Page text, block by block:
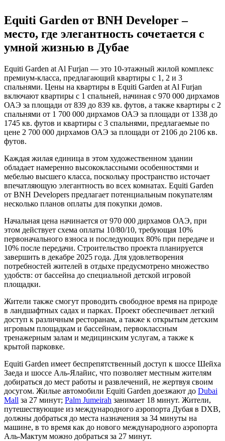
Equiti Garden от BNH Developer –
место, где элегантность сочетается с
умной жизнью в Дубае
Equiti Garden at Al Furjan — это 10-этажный жилой комплекс
премиум-класса, предлагающий квартиры с 1, 2 и 3
спальнями. Цены на квартиры в Equiti Garden at Al Furjan
включают квартиры с 1 спальней, начиная с 970 000 дирхамов
ОАЭ за площади от 839 до 839 кв. футов, а также квартиры с 2
спальнями от 1 700 000 дирхамов ОАЭ за площади от 1338 до
1745 кв. футов и квартиры с 3 спальнями, предлагаемые по
цене 2 700 000 дирхамов ОАЭ за площади от 2106 до 2106 кв.
футов.
Каждая жилая единица в этом художественном здании
обладает намеренно высококлассными особенностями и
мебелью высшего класса, поскольку пространство источает
впечатляющую элегантность во всех комнатах. Equiti Garden
от BNH Developers предлагает потенциальным покупателям
несколько планов оплаты для покупки домов.
Начальная цена начинается от 970 000 дирхамов ОАЭ, при
этом действует схема оплаты 10/80/10, требующая 10%
первоначального взноса и последующих 80% при передаче и
10% после передачи. Строительство проекта планируется
завершить в декабре 2025 года. Для удовлетворения
потребностей жителей в отдыхе предусмотрено множество
удобств: от бассейна до специальной детской игровой
площадки.
Жители также смогут проводить свободное время на природе
в ландшафтных садах и парках. Проект обеспечивает легкий
доступ к различным ресторанам, а также к открытым детским
игровым площадкам и бассейнам, первоклассным
тренажерным залам и медицинским услугам, а также к
крытой парковке.
Equiti Garden имеет беспрепятственный доступ к шоссе Шейха
Заеда и шоссе Аль-Ялайис, что позволяет местным жителям
добираться до мест работы и развлечений, не жертвуя своим
досугом. Жилые автомобили Equiti Garden доезжают до Dubai
Mall за 27 минут; Palm Jumeirah занимает 18 минут. Жители,
путешествующие из международного аэропорта Дубая в DXB,
должны добраться до места назначения за 34 минуты на
машине, в то время как до нового международного аэропорта
Аль-Мактум можно добраться за 27 минут.